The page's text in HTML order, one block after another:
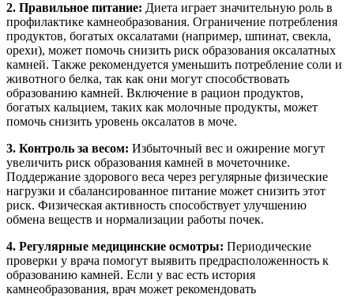
2. Правильное питание: Диета играет значительную роль в
профилактике камнеобразования. Ограничение потребления
продуктов, богатых оксалатами (например, шпинат, свекла,
орехи), может помочь снизить риск образования оксалатных
камней. Также рекомендуется уменьшить потребление соли и
животного белка, так как они могут способствовать
образованию камней. Включение в рацион продуктов,
богатых кальцием, таких как молочные продукты, может
помочь снизить уровень оксалатов в моче.
3. Контроль за весом: Избыточный вес и ожирение могут
увеличить риск образования камней в мочеточнике.
Поддержание здорового веса через регулярные физические
нагрузки и сбалансированное питание может снизить этот
риск. Физическая активность способствует улучшению
обмена веществ и нормализации работы почек.
4. Регулярные медицинские осмотры: Периодические
проверки у врача помогут выявить предрасположенность к
образованию камней. Если у вас есть история
камнеобразования, врач может рекомендовать